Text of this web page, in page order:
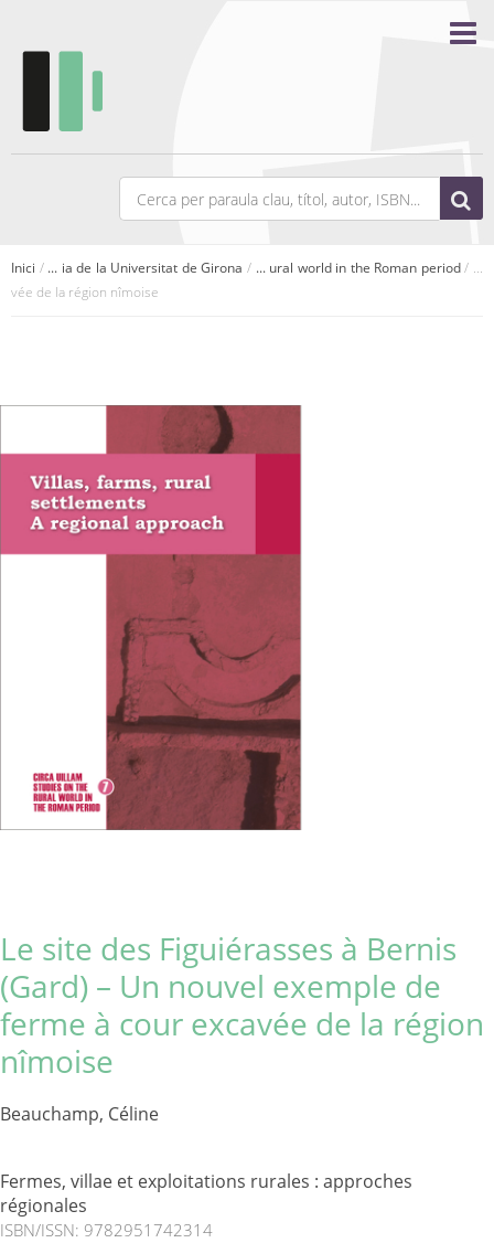
Inici / ... ia de la Universitat de Girona / ... ural world in the Roman period/ ...
vée de la région nîmoise
Le site des Figuiérasses à Bernis
(Gard) – Un nouvel exemple de
ferme à cour excavée de la région
nîmoise
Beauchamp, Céline
Fermes, villae et exploitations rurales : approches
régionales
ISBN/ISSN: 9782951742314